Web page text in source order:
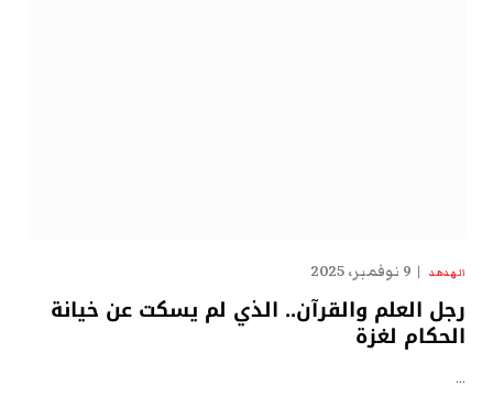
الهدهد 9 نوفمبر، 2025
رجل العلم والقرآن.. الذي لم يسكت عن خيانة
الحكام لغزة
…